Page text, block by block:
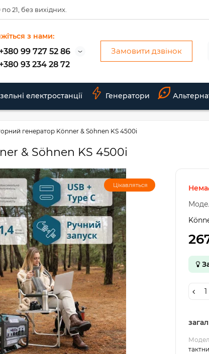
21, без вихідних.
з нами:
+380 99 727 52 86
+380 93 234 28 72
Замовити дзвінок
електростанції Генератори
генератор Könner & Söhnen KS 4500i
& Söhnen KS 4500i
Цікавляться